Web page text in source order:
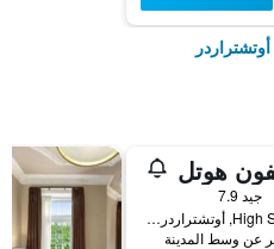
هوتل
جيد 7.9
196 High Street, أوتشتراردر, المملكة المتحدة